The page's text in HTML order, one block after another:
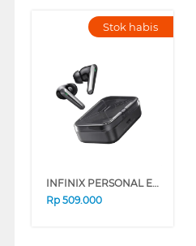
Stok habis
INFINIX PERSONAL EARPHONE TWS XE39 XE39-CHM
Rp 509.000